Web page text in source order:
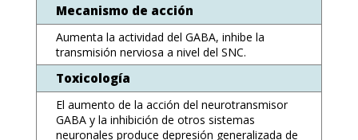
Mecanismo de acción
Aumenta la actividad del GABA, inhibe la
transmisión nerviosa a nivel del SNC.
Toxicología
El aumento de la acción del neurotransmisor
GABA y la inhibición de otros sistemas
neuronales produce depresión generalizada de